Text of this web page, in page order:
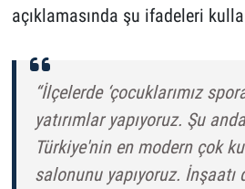
açıklamasında şu ifadeleri
“İlçelerde ‘çocuklarımız
yatırımlar yapıyoruz. Şu
Türkiye'nin en modern çok
salonunu yapıyoruz. İnşaatı